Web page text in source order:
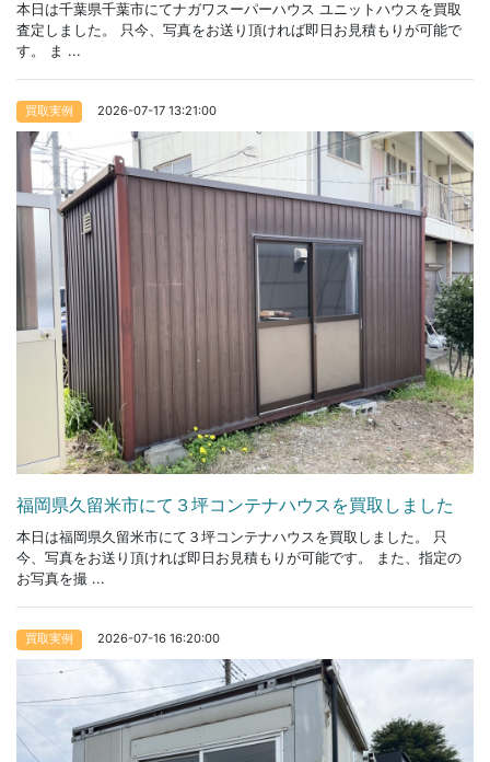
本日は千葉県千葉市にてナガワスーパーハウス ユニットハウスを買取
査定しました。 只今、写真をお送り頂ければ即日お見積もりが可能で
す。 ま ...
買取実例 2026-07-17 13:21:00
福岡県久留米市にて３坪コンテナハウスを買取しました
本日は福岡県久留米市にて３坪コンテナハウスを買取しました。 只
今、写真をお送り頂ければ即日お見積もりが可能です。 また、指定の
お写真を撮 ...
買取実例 2026-07-16 16:20:00